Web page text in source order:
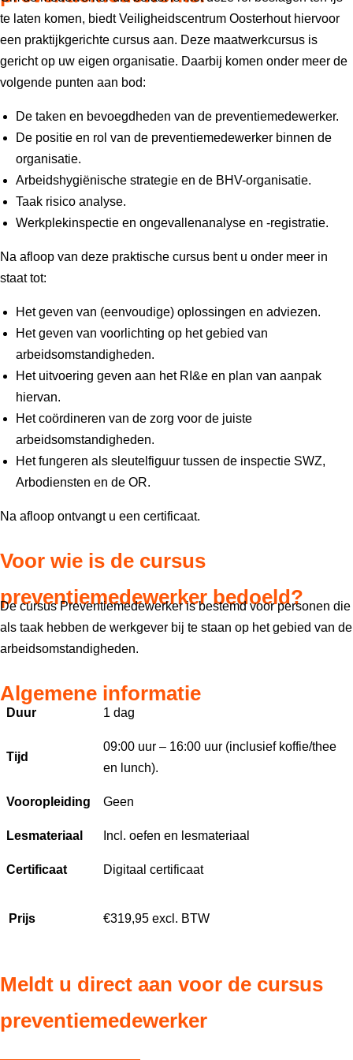
te laten komen, biedt Veiligheidscentrum Oosterhout hiervoor
een praktijkgerichte cursus aan. Deze maatwerkcursus is
gericht op uw eigen organisatie. Daarbij komen onder meer de
volgende punten aan bod:
De taken en bevoegdheden van de preventiemedewerker.
De positie en rol van de preventiemedewerker binnen de
organisatie.
Arbeidshygiënische strategie en de BHV-organisatie.
Taak risico analyse.
Werkplekinspectie en ongevallenanalyse en -registratie.
Na afloop van deze praktische cursus bent u onder meer in
staat tot:
Het geven van (eenvoudige) oplossingen en adviezen.
Het geven van voorlichting op het gebied van
arbeidsomstandigheden.
Het uitvoering geven aan het RI&e en plan van aanpak
hiervan.
Het coördineren van de zorg voor de juiste
arbeidsomstandigheden.
Het fungeren als sleutelfiguur tussen de inspectie SWZ,
Arbodiensten en de OR.
Na afloop ontvangt u een certificaat.
Voor wie is de cursus
preventiemedewerker bedoeld?
De cursus Preventiemedewerker is bestemd voor personen die
als taak hebben de werkgever bij te staan op het gebied van de
arbeidsomstandigheden.
Algemene informatie
Duur 1 dag
Tijd
09:00 uur – 16:00 uur (inclusief koffie/thee
en lunch).
Vooropleiding Geen
Lesmateriaal Incl. oefen en lesmateriaal
Certificaat Digitaal certificaat
Prijs €319,95 excl. BTW
Meldt u direct aan voor de cursus
preventiemedewerker